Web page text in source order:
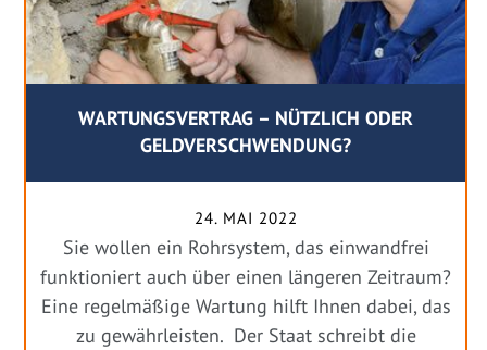
WARTUNGSVERTRAG – NÜTZLICH ODER
GELDVERSCHWENDUNG?
24. MAI 2022
Sie wollen ein Rohrsystem, das einwandfrei
funktioniert auch über einen längeren Zeitraum?
Eine regelmäßige Wartung hilft Ihnen dabei, das
zu gewährleisten. Der Staat schreibt die